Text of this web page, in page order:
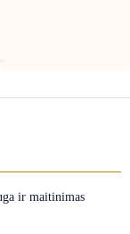
ir maitinimas